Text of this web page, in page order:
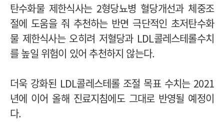
탄수화물 제한식사는 2형당뇨병 혈당개선과 체중조
절에 도움을 줘 추천하는 반면 극단적인 초저탄수화
물 제한식사는 오히려 저혈당과 LDL콜레스테롤수치
를 높일 위험이 있어 추천하지 않는다.
더욱 강화된 LDL콜레스테롤 조절 목표 수치는 2021
년에 이어 올해 진료지침에도 그대로 반영될 예정이
다.